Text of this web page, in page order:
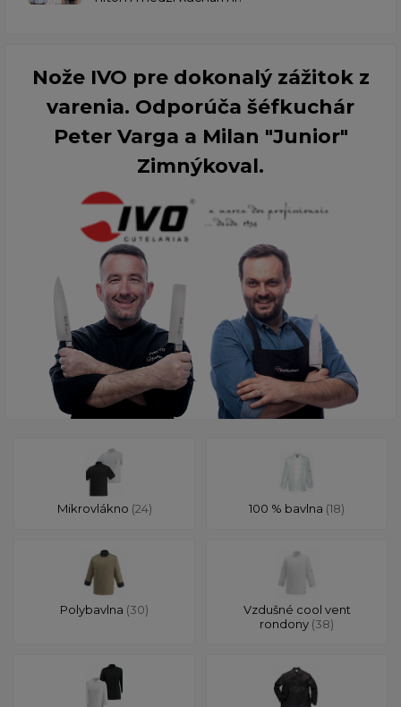
Nože IVO pre dokonalý zážitok z
varenia. Odporúča šéfkuchár
Peter Varga a Milan "Junior"
Zimnýkoval.
Mikrovlákno (24) 100 % bavlna (18)
Polybavlna (30)
Vzdušné cool vent
rondony (38)